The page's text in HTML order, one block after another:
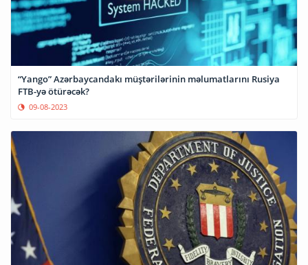
“Yango” Azərbaycandakı müştərilərinin məlumatlarını Rusiya
FTB-yə ötürəcək?
09-08-2023